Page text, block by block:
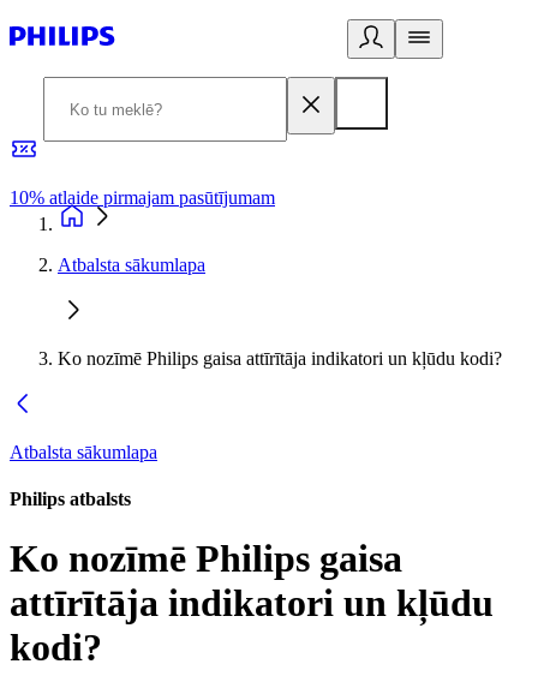
10% atlaide pirmajam pasūtījumam
Atbalsta sākumlapa
Ko nozīmē Philips gaisa attīrītāja indikatori un kļūdu kodi?
Atbalsta sākumlapa
Philips atbalsts
Ko nozīmē Philips gaisa
attīrītāja indikatori un kļūdu
kodi?